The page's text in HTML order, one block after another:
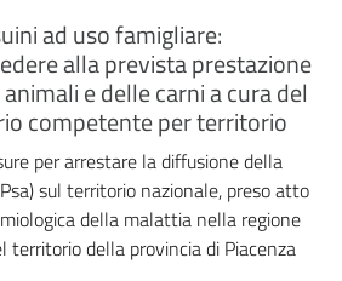
ad uso famigliare:
alla prevista prestazione
e delle carni a cura del
competente per territorio
per arrestare la diffusione della
sul territorio nazionale, preso atto
della malattia nella regione
territorio della provincia di Piacenza